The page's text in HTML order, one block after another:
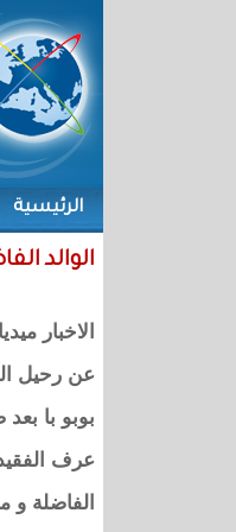
الرئيسية
الوالد
الاخبار
عن رحيل
بوبو با
عرف
الفاضلة و